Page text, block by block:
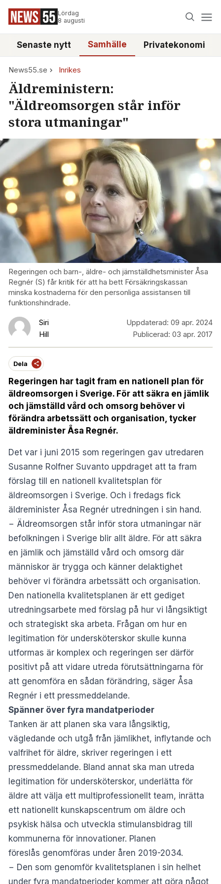
Lördag
8 augusti
Senaste nytt Samhälle Privatekonomi
News55.se Inrikes
Äldreministern:
"Äldreomsorgen står inför
stora utmaningar"
Regeringen och barn-, äldre- och jämställdhetsminister Åsa
Regnér (S) får kritik för att ha bett Försäkringskassan
minska kostnaderna för den personliga assistansen till
funktionshindrade.
Siri
Hill
Uppdaterad: 09 apr. 2024
Publicerad: 03 apr. 2017
Dela
Regeringen har tagit fram en nationell plan för
äldreomsorgen i Sverige. För att säkra en jämlik
och jämställd vård och omsorg behöver vi
förändra arbetssätt och organisation, tycker
äldreminister Åsa Regnér.
Det var i juni 2015 som regeringen gav utredaren
Susanne Rolfner Suvanto uppdraget att ta fram
förslag till en nationell kvalitetsplan för
äldreomsorgen i Sverige. Och i fredags fick
äldreminister Åsa Regnér utredningen i sin hand.
− Äldreomsorgen står inför stora utmaningar när
befolkningen i Sverige blir allt äldre. För att säkra
en jämlik och jämställd vård och omsorg där
människor är trygga och känner delaktighet
behöver vi förändra arbetssätt och organisation.
Den nationella kvalitetsplanen är ett gediget
utredningsarbete med förslag på hur vi långsiktigt
och strategiskt ska arbeta. Frågan om hur en
legitimation för undersköterskor skulle kunna
utformas är komplex och regeringen ser därför
positivt på att vidare utreda förutsättningarna för
att genomföra en sådan förändring, säger Åsa
Regnér i ett pressmeddelande.
Spänner över fyra mandatperioder
Tanken är att planen ska vara långsiktig,
vägledande och utgå från jämlikhet, inflytande och
valfrihet för äldre, skriver regeringen i ett
pressmeddelande. Bland annat ska man utreda
legitimation för undersköterskor, underlätta för
äldre att välja ett multiprofessionellt team, inrätta
ett nationellt kunskapscentrum om äldre och
psykisk hälsa och utveckla stimulansbidrag till
kommunerna för innovationer. Planen
föreslås genomföras under åren 2019-2034.
− Den som genomför kvalitetsplanen i sin helhet
under fyra mandatperioder kommer att göra något